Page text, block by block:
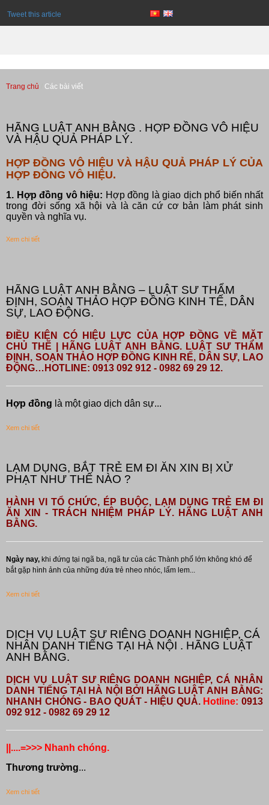
Tweet this article
Trang chủ Các bài viết
HÃNG LUẬT ANH BẰNG . HỢP ĐỒNG VÔ HIỆU
VÀ HẬU QUẢ PHÁP LÝ.
HỢP ĐỒNG VÔ HIỆU VÀ HẬU QUẢ PHÁP LÝ CỦA
HỢP ĐỒNG VÔ HIỆU.
1. Hợp đồng vô hiệu: Hợp đồng là giao dịch phổ biến nhất
trong đời sống xã hội và là căn cứ cơ bản làm phát sinh
quyền và nghĩa vụ.
Xem chi tiết
HÃNG LUẬT ANH BẰNG – LUẬT SƯ THẨM
ĐỊNH, SOẠN THẢO HỢP ĐỒNG KINH TẾ, DÂN
SỰ, LAO ĐỘNG.
ĐIỀU KIỆN CÓ HIỆU LỰC CỦA HỢP ĐỒNG VỀ MẶT
CHỦ THỂ | HÃNG LUẬT ANH BẰNG. LUẬT SƯ THẨM
ĐỊNH, SOẠN THẢO HỢP ĐỒNG KINH RẾ, DÂN SỰ, LAO
ĐỘNG…HOTLINE: 0913 092 912 - 0982 69 29 12.
Hợp đồng là một giao dịch dân sự...
Xem chi tiết
LẠM DỤNG, BẮT TRẺ EM ĐI ĂN XIN BỊ XỬ
PHẠT NHƯ THẾ NÀO ?
HÀNH VI TỔ CHỨC, ÉP BUỘC, LẠM DỤNG TRẺ EM ĐI
ĂN XIN - TRÁCH NHIỆM PHÁP LÝ. HÃNG LUẬT ANH
BẰNG.
Ngày nay, khi đứng tại ngã ba, ngã tư của các Thành phố lớn không khó để
bắt gặp hình ảnh của những đứa trẻ nheo nhóc, lấm lem...
Xem chi tiết
DỊCH VỤ LUẬT SƯ RIÊNG DOANH NGHIỆP, CÁ
NHÂN DANH TIẾNG TẠI HÀ NỘI . HÃNG LUẬT
ANH BẰNG.
DỊCH VỤ LUẬT SƯ RIÊNG DOANH NGHIỆP, CÁ NHÂN
DANH TIẾNG TẠI HÀ NỘI BỞI HÃNG LUẬT ANH BẰNG:
NHANH CHÓNG - BAO QUÁT - HIỆU QUẢ. Hotline: 0913
092 912 - 0982 69 29 12
||....=>>> Nhanh chóng.
Thương trường...
Xem chi tiết